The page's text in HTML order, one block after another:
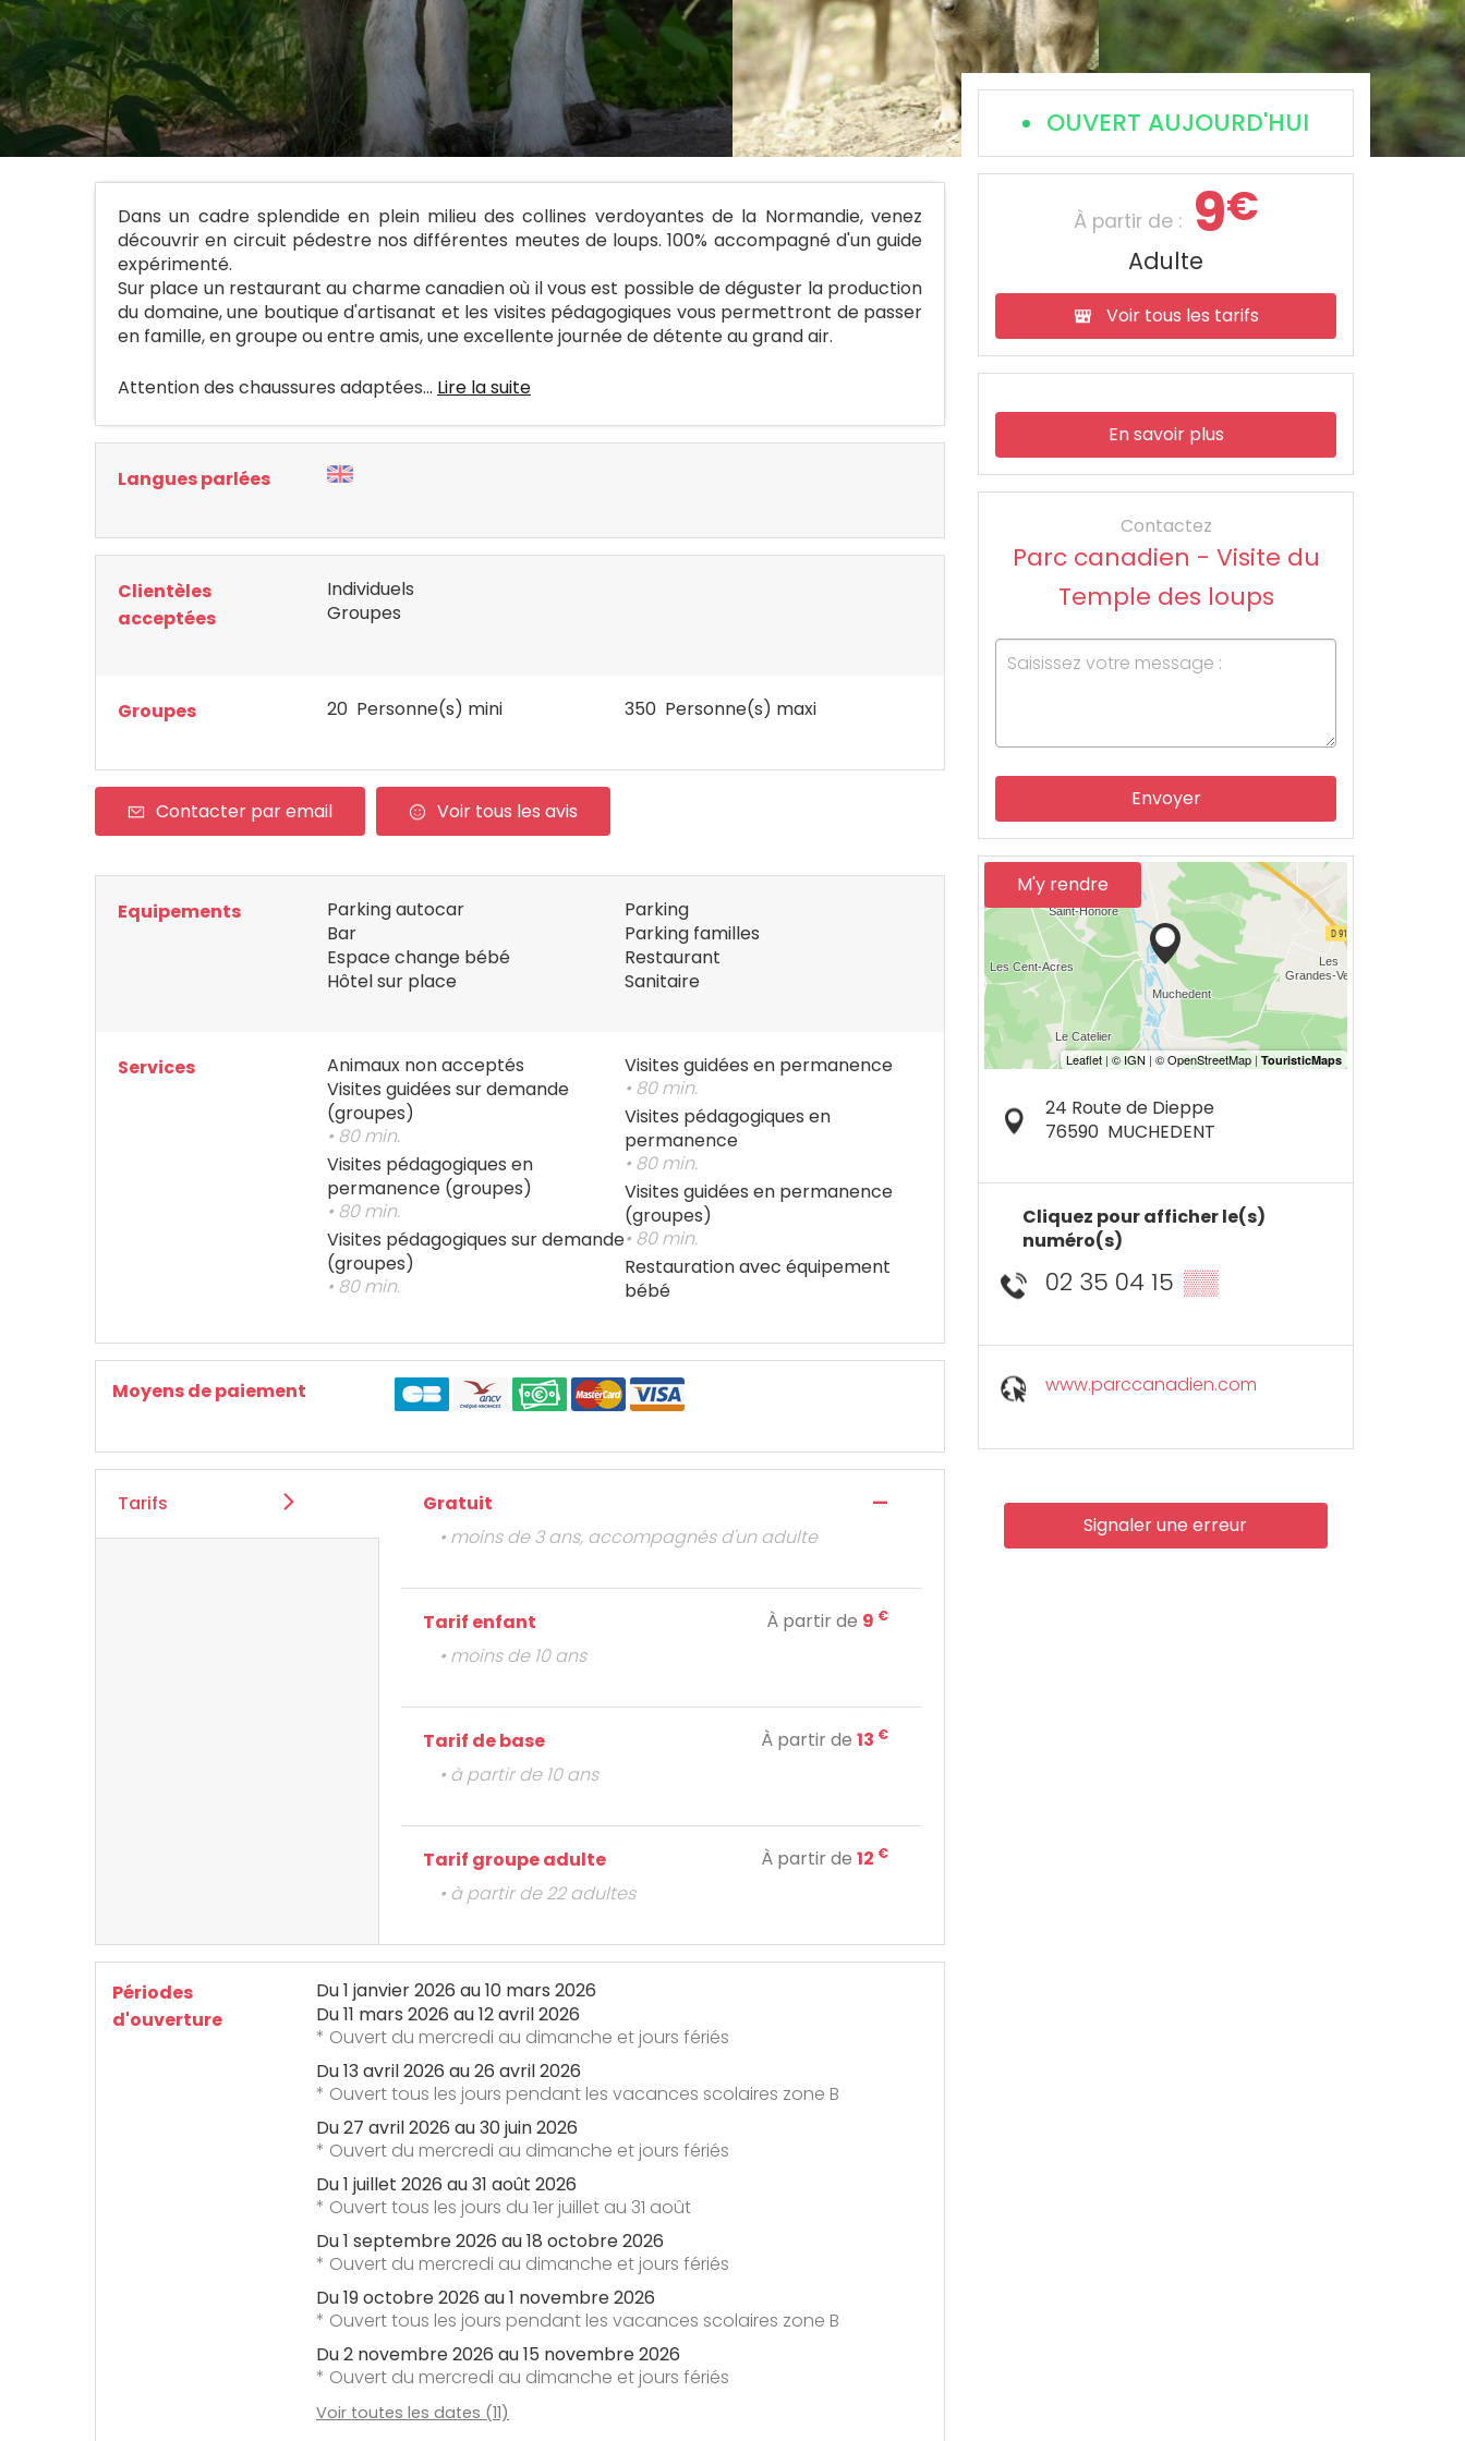
Dans un cadre splendide en plein milieu des collines verdoyantes de la Normandie, venez
découvrir en circuit pédestre nos différentes meutes de loups. 100% accompagné d'un guide
expérimenté.
Sur place un restaurant au charme canadien où il vous est possible de déguster la production
du domaine, une boutique d'artisanat et les visites pédagogiques vous permettront de passer
en famille, en groupe ou entre amis, une excellente journée de détente au grand air.
Attention des chaussures adaptées... Lire la suite
Langues parlées
Clientèles
acceptées
Individuels
Groupes
Groupes 20 Personne(s) mini 350 Personne(s) maxi
Contacter par email Voir tous les avis
Equipements
Parking autocar
Bar
Espace change bébé
Hôtel sur place
Parking
Parking familles
Restaurant
Sanitaire
Services
Animaux non acceptés
Visites guidées sur demande
(groupes)
• 80 min.
Visites pédagogiques en
permanence (groupes)
• 80 min.
Visites pédagogiques sur demande
(groupes)
• 80 min.
Visites guidées en permanence
• 80 min.
Visites pédagogiques en
permanence
• 80 min.
Visites guidées en permanence
(groupes)
• 80 min.
Restauration avec équipement
bébé
Moyens de paiement
Tarifs Gratuit
—
• moins de 3 ans, accompagnés d'un adulte
Tarif enfant À partir de 9 €
• moins de 10 ans
Tarif de base À partir de13 €
• à partir de 10 ans
Tarif groupe adulte À partir de12 €
• à partir de 22 adultes
Périodes
d'ouverture
Du1 janvier 2026 au10 mars 2026
Du11 mars 2026 au12 avril 2026
* Ouvert du mercredi au dimanche et jours fériés
Du13 avril 2026 au26 avril 2026
* Ouvert tous les jours pendant les vacances scolaires zone B
Du27 avril 2026 au30 juin 2026
* Ouvert du mercredi au dimanche et jours fériés
Du1 juillet 2026 au31 août 2026
* Ouvert tous les jours du 1er juillet au 31 août
Du1 septembre 2026 au18 octobre 2026
* Ouvert du mercredi au dimanche et jours fériés
Du19 octobre 2026 au1 novembre 2026
* Ouvert tous les jours pendant les vacances scolaires zone B
Du2 novembre 2026 au15 novembre 2026
* Ouvert du mercredi au dimanche et jours fériés
Voir toutes les dates (11)
OUVERT AUJOURD'HUI
À partir de : 9€
Adulte
Voir tous les tarifs
En savoir plus
Contactez
Parc canadien - Visite du
Temple des loups
Envoyer
M'y rendre
24 Route de Dieppe
76590 MUCHEDENT
Cliquez pour afficher le(s)
numéro(s)
02 35 04 15 ▒▒
www.parccanadien.com
Signaler une erreur